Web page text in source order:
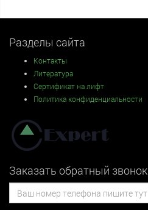
Разделы сайта
Контакты
Литература
Сертификат на лифт
Политика конфиденциальности
Заказать обратный звонок